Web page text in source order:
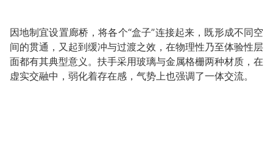
因地制宜设置廊桥，将各个“盒子”连接起来，既形成不同空
间的贯通，又起到缓冲与过渡之效，在物理性乃至体验性层
面都有其典型意义。扶手采用玻璃与金属格栅两种材质，在
虚实交融中，弱化着存在感，气势上也强调了一体交流。